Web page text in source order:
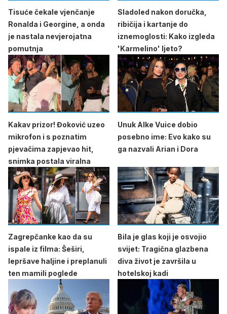
Tisuće čekale vjenčanje
Ronalda i Georgine, a onda
je nastala nevjerojatna
pomutnja
Sladoled nakon doručka,
ribičija i kartanje do
iznemoglosti: Kako izgleda
'Karmelino' ljeto?
Kakav prizor! Đoković uzeo
mikrofon i s poznatim
pjevačima zapjevao hit,
snimka postala viralna
Unuk Alke Vuice dobio
posebno ime: Evo kako su
ga nazvali Arian i Dora
Zagrepčanke kao da su
ispale iz filma: Šeširi,
lepršave haljine i preplanuli
ten mamili poglede
Bila je glas koji je osvojio
svijet: Tragična glazbena
diva život je završila u
hotelskoj kadi